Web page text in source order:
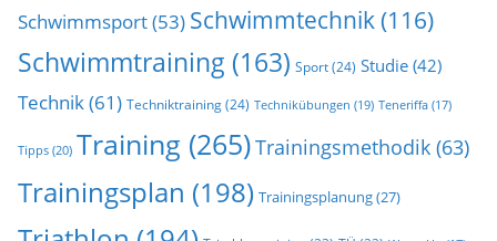
Schwimmsport(53) Schwimmtechnik(116)
Schwimmtraining (163) Sport(24) Studie (42)
Technik(61) Techniktraining(24) Technikübungen (19) Teneriffa (17)
Tipps (20) Training (265)Trainingsmethodik (63)
Trainingsplan (198) Trainingsplanung(27)